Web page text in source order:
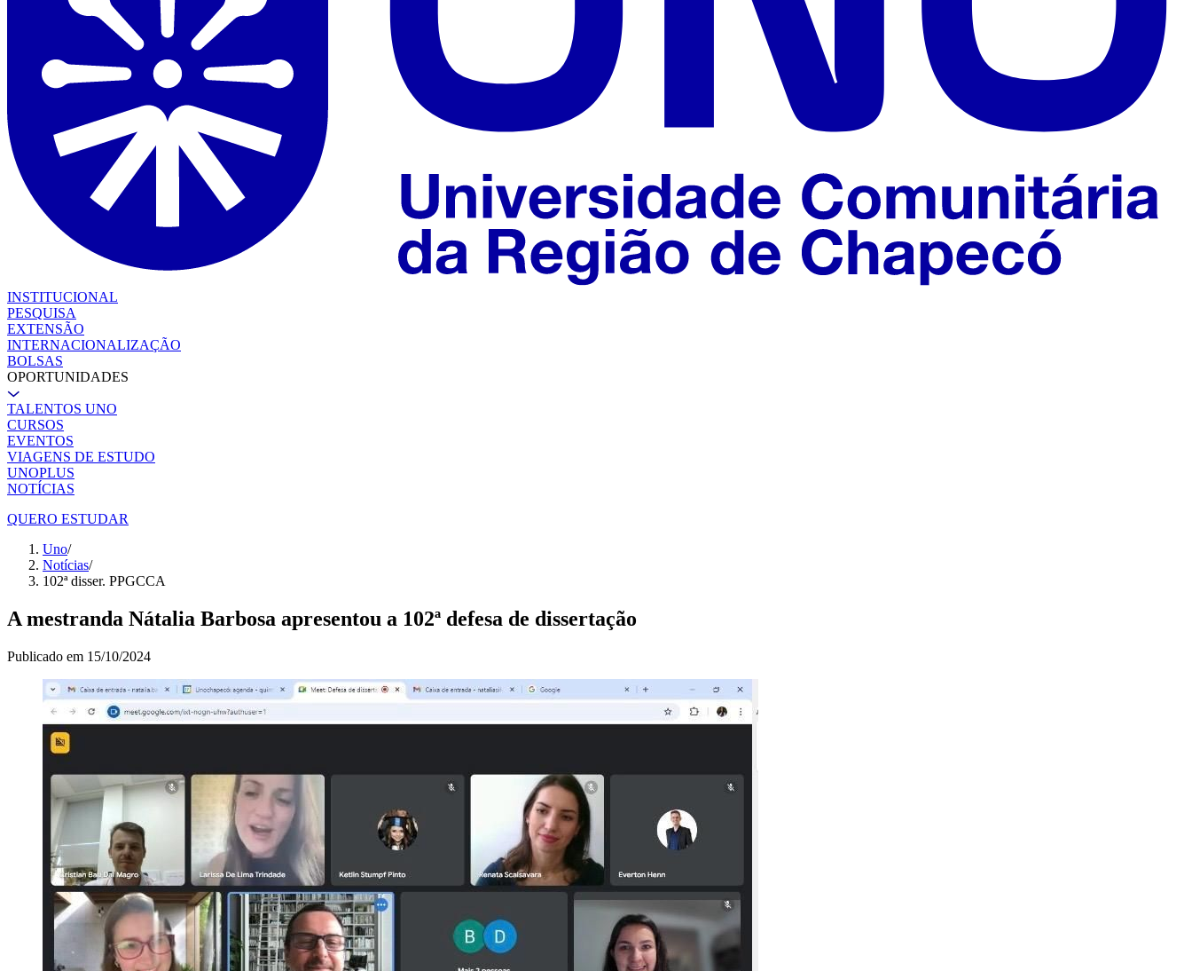
INSTITUCIONAL
PESQUISA
EXTENSÃO
INTERNACIONALIZAÇÃO
BOLSAS
OPORTUNIDADES
TALENTOS UNO
CURSOS
EVENTOS
VIAGENS DE ESTUDO
UNOPLUS
NOTÍCIAS
QUERO ESTUDAR
Uno/
Notícias/
102ª disser. PPGCCA
A mestranda Nátalia Barbosa apresentou a 102ª defesa de dissertação
Publicado em 15/10/2024